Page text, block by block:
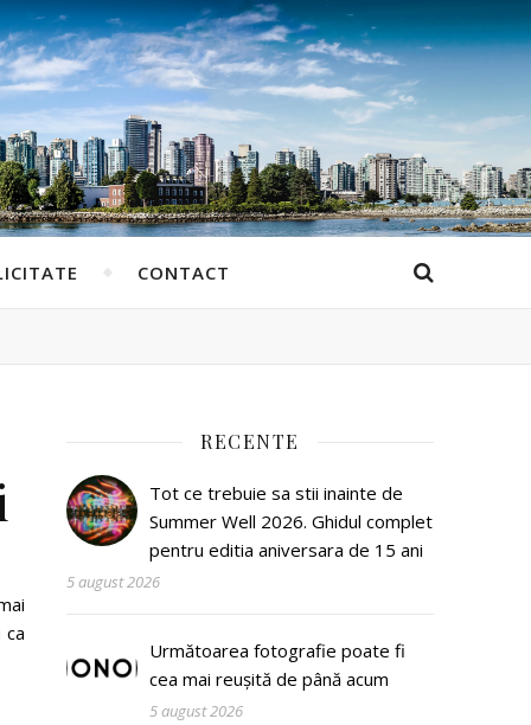
CONTACT
RECENTE
Tot ce trebuie sa stii inainte de
Summer Well 2026. Ghidul complet
pentru editia aniversara de 15 ani
5 august 2026
Următoarea fotografie poate fi
cea mai reușită de până acum
5 august 2026